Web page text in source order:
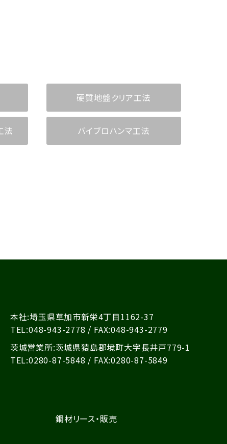
硬質地盤クリア工法
法 バイブロハンマ工法
本社:埼玉県草加市新栄4丁目1162-37
TEL:048-943-2778 / FAX:048-943-2779
茨城営業所:茨城県猿島郡境町大字長井戸779-1
TEL:0280-87-5848 / FAX:0280-87-5849
鋼材リース・販売